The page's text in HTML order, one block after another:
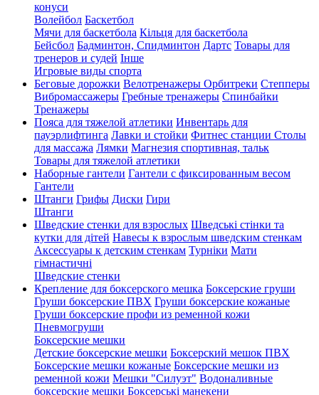
конуси
Волейбол Баскетбол
Мячи для баскетбола Кільця для баскетбола
Бейсбол Бадминтон, Спидминтон Дартс Товары для
тренеров и судей Інше
Игровые виды спорта
Беговые дорожки Велотренажеры Орбитреки Степперы
Вибромассажеры Гребные тренажеры Спинбайки
Тренажеры
Пояса для тяжелой атлетики Инвентарь для
пауэрлифтинга Лавки и стойки Фитнес станции Столы
для массажа Лямки Магнезия спортивная, тальк
Товары для тяжелой атлетики
Наборные гантели Гантели с фиксированным весом
Гантели
Штанги Грифы Диски Гири
Штанги
Шведские стенки для взрослых Шведські стінки та
кутки для дітей Навесы к взрослым шведским стенкам
Аксессуары к детским стенкам Турніки Мати
гімнастичні
Шведские стенки
Крепление для боксерского мешка Боксерские груши
Груши боксерские ПВХ Груши боксерские кожаные
Груши боксерские профи из ременной кожи
Пневмогруши
Боксерские мешки
Детские боксерские мешки Боксерский мешок ПВХ
Боксерские мешки кожаные Боксерские мешки из
ременной кожи Мешки "Силуэт" Водоналивные
боксерские мешки Боксерські манекени